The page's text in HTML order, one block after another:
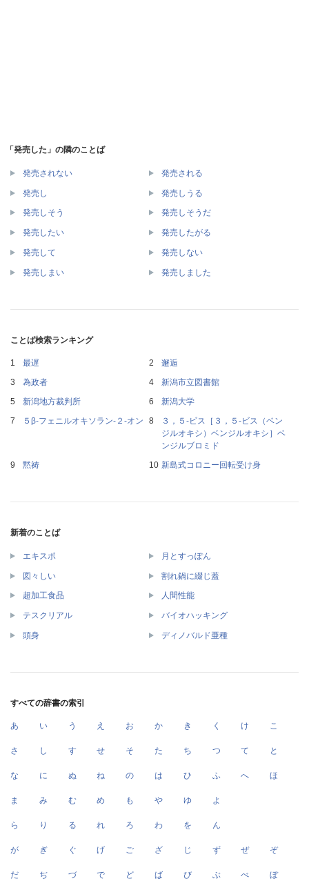
「発売した」の隣のことば
発売されない 発売される
発売し 発売しうる
発売しそう 発売しそうだ
発売したい 発売したがる
発売して 発売しない
発売しまい 発売しました
ことば検索ランキング
最遅
邂逅
為政者
新潟市立図書館
新潟地方裁判所
新潟大学
５β‐フェニルオキソラン‐２‐オン
３，５‐ビス［３，５‐ビス（ベン
ジルオキシ）ベンジルオキシ］ベ
ンジルブロミド
黙祷
新島式コロニー回転受け身
新着のことば
エキスポ 月とすっぽん
図々しい 割れ鍋に綴じ蓋
超加工食品 人間性能
テスクリアル バイオハッキング
頭身 ディノバルド亜種
すべての辞書の索引
あ い う え お か き く け こ
さ し す せ そ た ち つ て と
な に ぬ ね の は ひ ふ へ ほ
ま み む め も や ゆ よ
ら り る れ ろ わ を ん
が ぎ ぐ げ ご ざ じ ず ぜ ぞ
だ ぢ づ で ど ば び ぶ べ ぼ